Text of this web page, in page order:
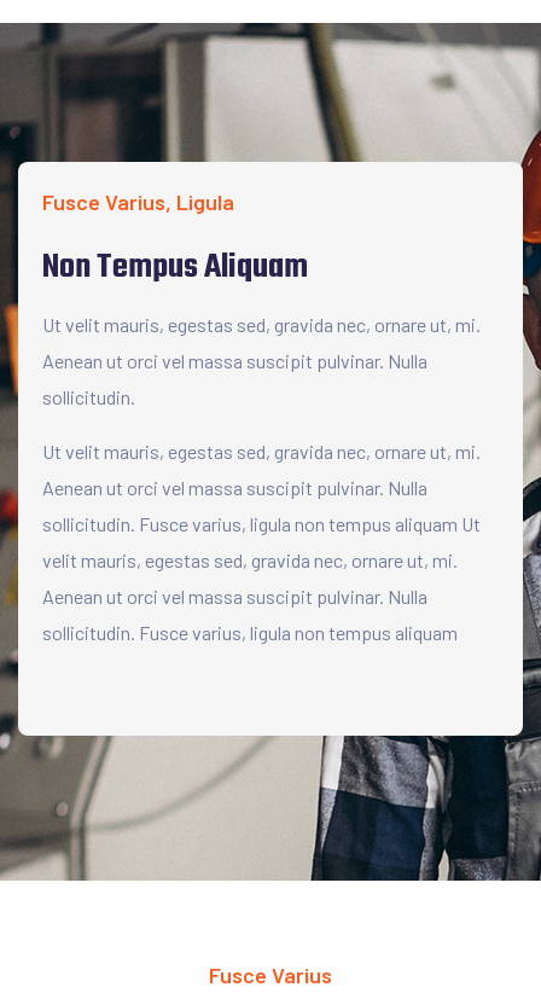
Fusce Varius, Ligula
Non Tempus Aliquam
Ut velit mauris, egestas sed, gravida nec, ornare ut, mi.
Aenean ut orci vel massa suscipit pulvinar. Nulla
sollicitudin.
Ut velit mauris, egestas sed, gravida nec, ornare ut, mi.
Aenean ut orci vel massa suscipit pulvinar. Nulla
sollicitudin. Fusce varius, ligula non tempus aliquam Ut
velit mauris, egestas sed, gravida nec, ornare ut, mi.
Aenean ut orci vel massa suscipit pulvinar. Nulla
sollicitudin. Fusce varius, ligula non tempus aliquam
Fusce Varius